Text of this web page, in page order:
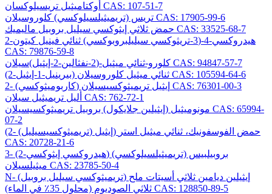
أوكتاميثيل تريسيلوكسان CAS: 107-51-7
تريس (تريميثيلسيلوكسي) كلوروسيلان CAS: 17905-99-6
حمض ثلاثي إيثوكسي سيليل بروبيل ماليميك CAS: 33525-68-7
2-هيدروكسي-4-(3-تريثوكسي سيليلبروبوكسي) ثنائي فينيل كيتون
CAS: 79876-59-8
كلورو-ثنائي ميثيل-(2-نفثالين-2-إيثيل)سيلان CAS: 94847-57-7
(2-بيرينيل-1-إيثيل) ثنائي ميثيل كلوروسيلان CAS: 105594-64-6
2- (كاربوميثوكسي) إيثيل تريميثوكسيسيلان CAS: 76301-00-3
أليل تريميثيل سيلان CAS: 762-72-1
مونوميثيل (إيثيلين جلايكول) بروبيل تريميثوكسيسيلان CAS: 65994-
07-2
(2- (تريميثوكسيسيليل) إيثيل) حمض الفوسفونيك، ثنائي ميثيل استر
CAS: 20728-21-6
3- (2-هيدروكسي إيثوكسي) بروبيلبيس (تريميثيلسيلوكسي)
ميثيلسيلان CAS: 23785-50-4
N- (تريميثوكسي سيليل بروبيل) إيثيلين ديامين ثلاثي أسيتات ملح
ثلاثي الصوديوم (محلول 35٪ في الماء) CAS: 128850-89-5